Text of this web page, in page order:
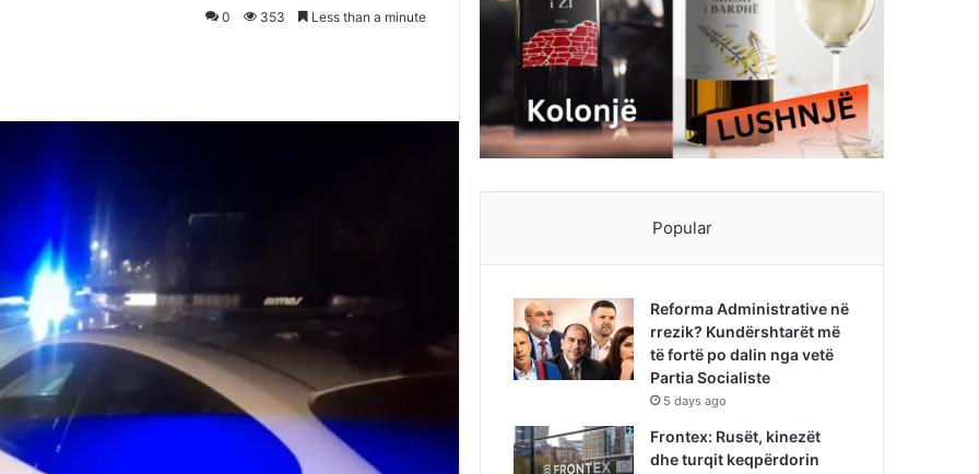
0 353 Less than a minute
Popular
Reforma Administrative në
rrezik? Kundërshtarët më
të fortë po dalin nga vetë
Partia Socialiste
5 days ago
Frontex: Rusët, kinezët
dhe turqit keqpërdorin